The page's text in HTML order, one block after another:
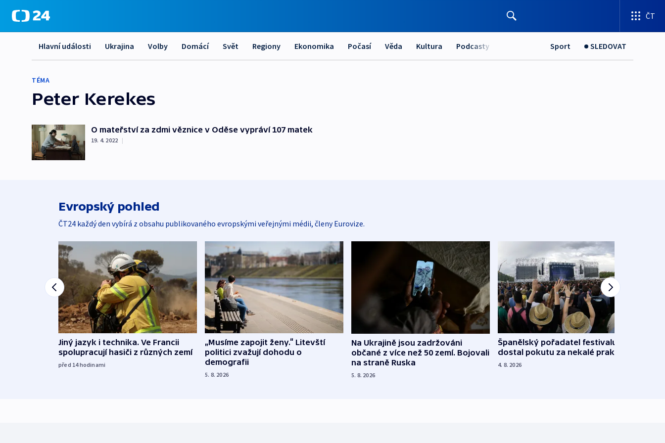
ČT
Hlavní události Ukrajina Volby Domácí Svět Regiony Ekonomika Počasí Věda Kultura Podcasty Sport SLEDOVAT
TÉMA
Peter Kerekes
O mateřství za zdmi věznice v Oděse vypráví 107 matek
19. 4. 2022 |
Evropský pohled
ČT24 každý den vybírá z obsahu publikovaného evropskými veřejnými médii, členy Eurovize.
Jiný jazyk i technika. Ve Francii
spolupracují hasiči z různých zemí
před 14hodinami
„Musíme zapojit ženy.“ Litevští
politici zvažují dohodu o
demografii
5. 8. 2026
Na Ukrajině jsou zadržováni
občané z více než 50 zemí. Bojovali
na straně Ruska
5. 8. 2026
Španělský pořadatel festivalu
dostal pokutu za nekalé praktiky
4. 8. 2026